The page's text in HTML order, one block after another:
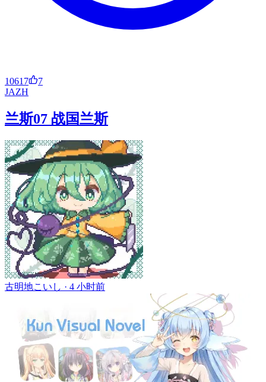
10617
7
JAZH
兰斯07 战国兰斯
古明地こいし · 4 小时前